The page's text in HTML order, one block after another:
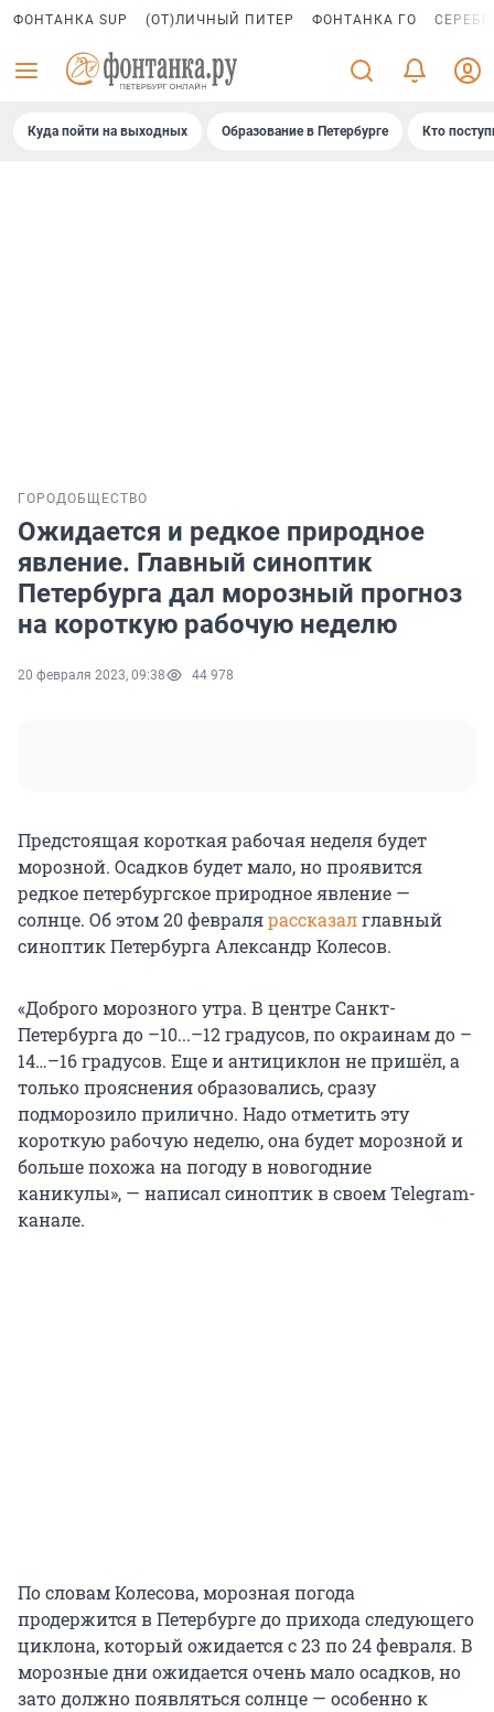
ФОНТАНКА SUP (ОТ)ЛИЧНЫЙ ПИТЕР ФОНТАНКА ГО
Куда пойти на выходных Образование в Петербурге Кто
ГОРОДОБЩЕСТВО
Ожидается и редкое природное
явление. Главный синоптик
Петербурга дал морозный прогноз
на короткую рабочую неделю
20 февраля 2023, 09:38 44 978
Предстоящая короткая рабочая неделя будет
морозной. Осадков будет мало, но проявится
редкое петербургское природное явление —
солнце. Об этом 20 февралярассказалглавный
синоптик Петербурга Александр Колесов.
«Доброго морозного утра. В центре Санкт-
Петербурга до –10...–12 градусов, по окраинам до –
14…–16 градусов. Еще и антициклон не пришёл, а
только прояснения образовались, сразу
подморозило прилично. Надо отметить эту
короткую рабочую неделю, она будет морозной и
больше похожа на погоду в новогодние
каникулы», — написал синоптик в своем Telegram-
канале.
По словам Колесова, морозная погода
продержится в Петербурге до прихода следующего
циклона, который ожидается с 23 по 24 февраля. В
морозные дни ожидается очень мало осадков, но
зато должно появляться солнце — особенно к